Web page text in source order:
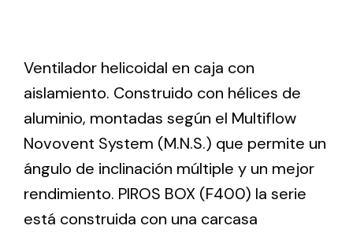
Ventilation
The incorporation of Novovent into the group
meant a greater offer of ventilation products for
different uses
Ventilador helicoidal en caja con
aislamiento. Construido con hélices de
aluminio, montadas según el Multiflow
Novovent System (M.N.S.) que permite un
ángulo de inclinación múltiple y un mejor
rendimiento. PIROS BOX (F400) la serie
está construida con una carcasa